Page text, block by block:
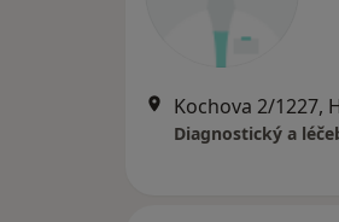
Kochova 2/1227,
Diagnostický a